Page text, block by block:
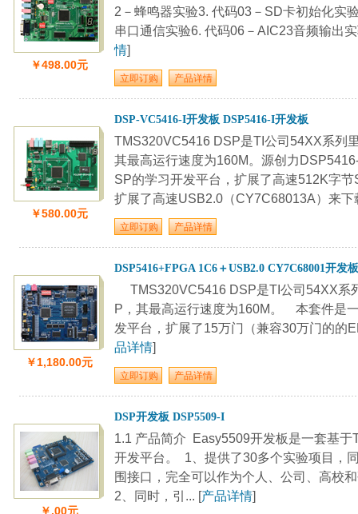
￥498.00元
2－蜂鸣器实验3. 代码03－SD卡初始化实
串口通信实验6. 代码06－AIC23音频输出
情]
￥580.00元
DSP-VC5416-I开发板 DSP5416-I开发板
TMS320VC5416 DSP是TI公司54XX系列
其最高运行速度为160M。源创力
SP的学习开发平台，扩展了高速512K字
扩展了高速USB2.0（CY7C68013A）来下
￥1,180.00元
DSP5416+FPGA 1C6＋USB2.0 CY7C68001开发板
TMS320VC5416 DSP是TI公司54XX系
P，其最高运行速度为160M。 本套件是
发平台，扩展了15万门（兼容30万门的的
品详情]
￥.00元
DSP开发板 DSP5509-I
1.1 产品简介 Easy5509开发板是一套基
开发平台。 1、提供了30多个实验项目，
围接口，完全可以作为个人、公司、高校
2、同时，引... [产品详情]